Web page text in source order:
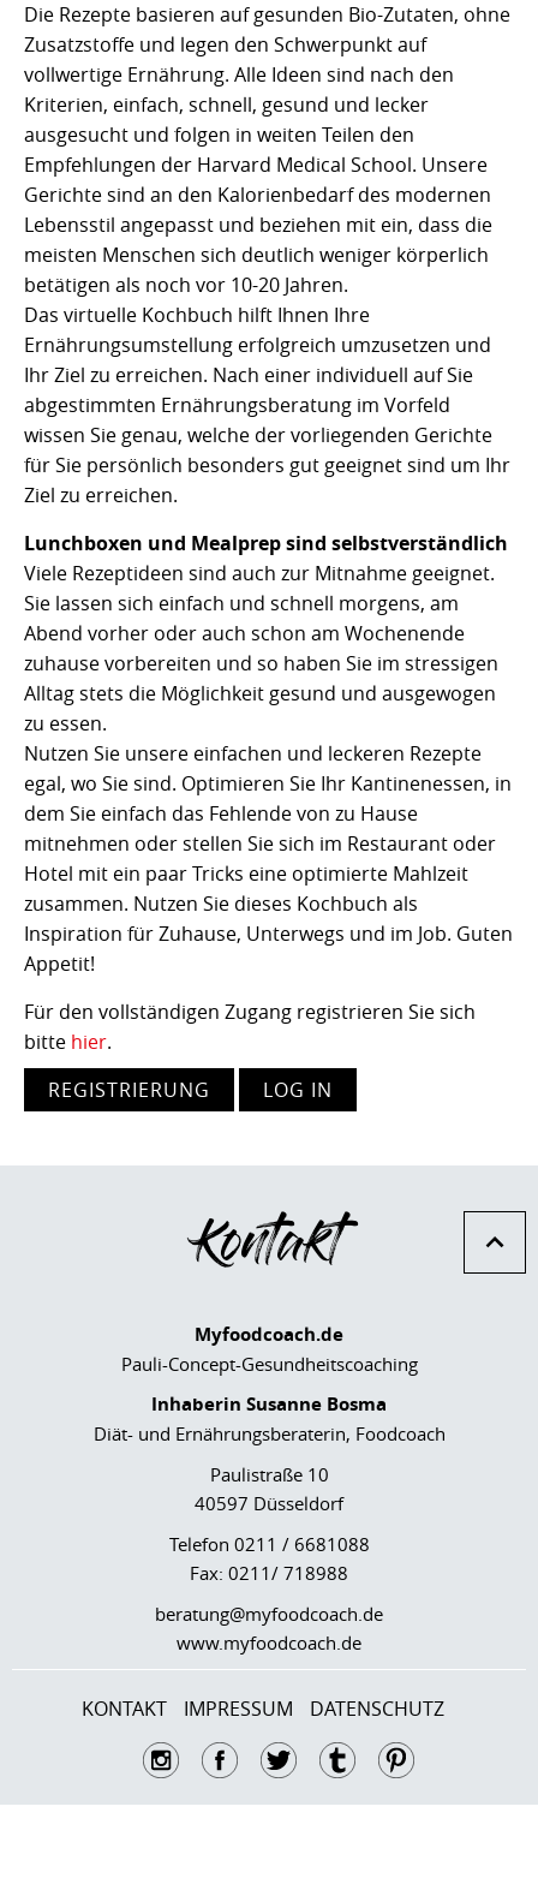
Die Rezepte basieren auf gesunden Bio-Zutaten, ohne
Zusatzstoffe und legen den Schwerpunkt auf
vollwertige Ernährung. Alle Ideen sind nach den
Kriterien, einfach, schnell, gesund und lecker
ausgesucht und folgen in weiten Teilen den
Empfehlungen der Harvard Medical School. Unsere
Gerichte sind an den Kalorienbedarf des modernen
Lebensstil angepasst und beziehen mit ein, dass die
meisten Menschen sich deutlich weniger körperlich
betätigen als noch vor 10-20 Jahren.
Das virtuelle Kochbuch hilft Ihnen Ihre
Ernährungsumstellung erfolgreich umzusetzen und
Ihr Ziel zu erreichen. Nach einer individuell auf Sie
abgestimmten Ernährungsberatung im Vorfeld
wissen Sie genau, welche der vorliegenden Gerichte
für Sie persönlich besonders gut geeignet sind um Ihr
Ziel zu erreichen.
Lunchboxen und Mealprep sind selbstverständlich
Viele Rezeptideen sind auch zur Mitnahme geeignet.
Sie lassen sich einfach und schnell morgens, am
Abend vorher oder auch schon am Wochenende
zuhause vorbereiten und so haben Sie im stressigen
Alltag stets die Möglichkeit gesund und ausgewogen
zu essen.
Nutzen Sie unsere einfachen und leckeren Rezepte
egal, wo Sie sind. Optimieren Sie Ihr Kantinenessen, in
dem Sie einfach das Fehlende von zu Hause
mitnehmen oder stellen Sie sich im Restaurant oder
Hotel mit ein paar Tricks eine optimierte Mahlzeit
zusammen. Nutzen Sie dieses Kochbuch als
Inspiration für Zuhause, Unterwegs und im Job. Guten
Appetit!
Für den vollständigen Zugang registrieren Sie sich
bitte hier.
REGISTRIERUNG
LOG IN
Kontakt
Myfoodcoach.de
Pauli-Concept-Gesundheitscoaching
Inhaberin Susanne Bosma
Diät- und Ernährungsberaterin, Foodcoach
Paulistraße 10
40597 Düsseldorf
Telefon 0211 / 6681088
Fax: 0211/ 718988
beratung@myfoodcoach.de
www.myfoodcoach.de
KONTAKT IMPRESSUM DATENSCHUTZ